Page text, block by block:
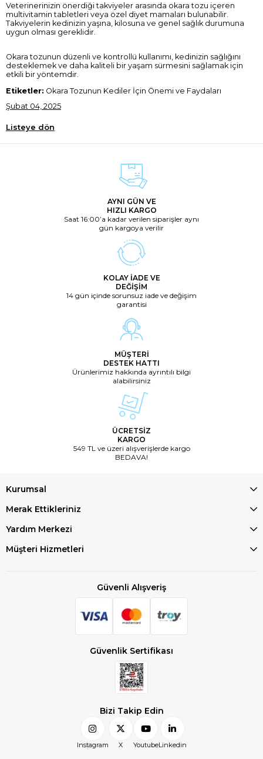
Veterinerinizin önerdiği takviyeler arasında okara tozu içeren
multivitamin tabletleri veya özel diyet mamaları bulunabilir.
Takviyelerin kedinizin yaşına, kilosuna ve genel sağlık durumuna
uygun olması gereklidir.
Okara tozunun düzenli ve kontrollü kullanımı, kedinizin sağlığını
desteklemek ve daha kaliteli bir yaşam sürmesini sağlamak için
etkili bir yöntemdir.
Etiketler: Okara Tozunun Kediler İçin Önemi ve Faydaları
Şubat 04, 2025
Listeye dön
AYNI GÜN VE
HIZLI KARGO
Saat 16:00’a kadar verilen siparişler aynı
gün kargoya verilir
KOLAY İADE VE
DEĞİŞİM
14 gün içinde sorunsuz iade ve değişim
garantisi
MÜŞTERİ
DESTEK HATTI
Ürünlerimiz hakkında ayrıntılı bilgi
alabilirsiniz
ÜCRETSİZ
KARGO
549 TL ve üzeri alışverişlerde kargo
BEDAVA!
Kurumsal
Merak Ettikleriniz
Yardım Merkezi
Müşteri Hizmetleri
Güvenli Alışveriş
Güvenlik Sertifikası
Bizi Takip Edin
Instagram X YoutubeLinkedin